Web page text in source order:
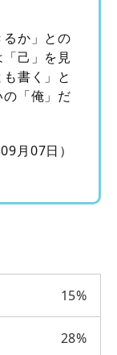
るか」との
己」を見
書く」と
「俺」だ
月07日）
15%
28%